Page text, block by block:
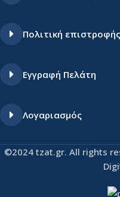
Πολιτική
Εγγραφή Πελάτη
Λογαριασμός
©2024 tzat.gr. All rights